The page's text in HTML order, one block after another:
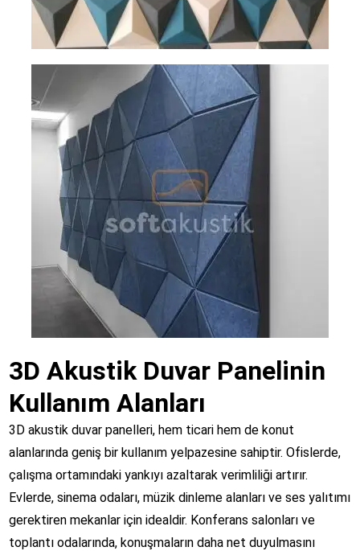
3D Akustik Duvar Panelinin
Kullanım Alanları
3D akustik duvar panelleri, hem ticari hem de konut
alanlarında geniş bir kullanım yelpazesine sahiptir. Ofislerde,
çalışma ortamındaki yankıyı azaltarak verimliliği artırır.
Evlerde, sinema odaları, müzik dinleme alanları ve ses yalıtımı
gerektiren mekanlar için idealdir. Konferans salonları ve
toplantı odalarında, konuşmaların daha net duyulmasını